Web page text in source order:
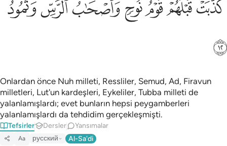
كَذَّبَتْ قَبْلَهُمْ قَوْمُ نُوحٍۢ وَأَصْحَـٰبُ ٱلرَّسِّ وَثَمُودُ ١٢
ﲫﲬﲭﲮﲯﲰﲱ
ﲲ
Onlardan önce Nuh milleti, Ressliler, Semud, Ad, Firavun
milletleri, Lut'un kardeşleri, Eykeliler, Tubba milleti de
yalanlamışlardı; evet bunların hepsi peygamberleri
yalanlamışlardı da tehdidim gerçekleşmişti.
Tefsirler Dersler Yansımalar
Aa русский Al-Sa'di